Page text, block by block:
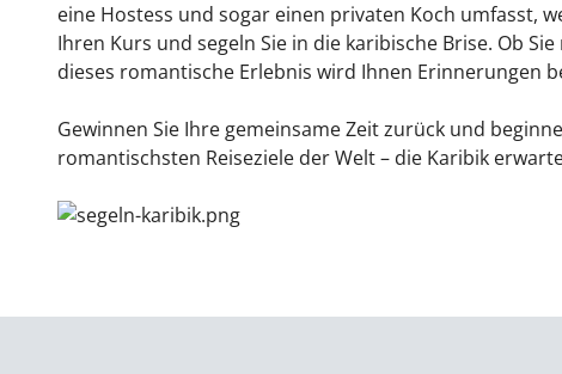
eine Hostess und sogar einen privaten Koch umfasst,
Ihren Kurs und segeln Sie in die karibische Brise. Ob
dieses romantische Erlebnis wird Ihnen Erinnerungen
Gewinnen Sie Ihre gemeinsame Zeit zurück und
romantischsten Reiseziele der Welt – die Karibik